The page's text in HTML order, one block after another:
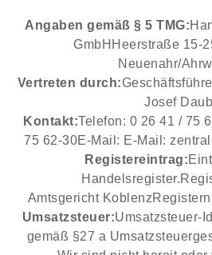
Angaben gemäß § 5 TMG:
GmbH Heerstraße 15-
Neuenahr/
Vertreten durch:
Josef Daub
Kontakt:Telefon: 0 26 41 / 75
75 62-30E-Mail: E-Mail:
Registereintrag:
Handelsregister.
Amtsgericht Koblenz
Umsatzsteuer:Umsatzsteuer-
gemäß §27 a